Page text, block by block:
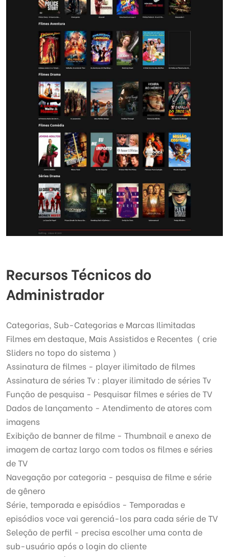
Recursos Técnicos do
Administrador
Categorias, Sub-Categorias e Marcas Ilimitadas
Filmes em destaque, Mais Assistidos e Recentes ( crie
Sliders no topo do sistema )
Assinatura de filmes - player ilimitado de filmes
Assinatura de séries Tv : player ilimitado de séries Tv
Função de pesquisa - Pesquisar filmes e séries de TV
Dados de lançamento - Atendimento de atores com
imagens
Exibição de banner de filme - Thumbnail e anexo de
imagem de cartaz largo com todos os filmes e séries
de TV
Navegação por categoria - pesquisa de filme e série
de gênero
Série, temporada e episódios - Temporadas e
episódios voce vai gerenciá-los para cada série de TV
Seleção de perfil - precisa escolher uma conta de
sub-usuário após o login do cliente